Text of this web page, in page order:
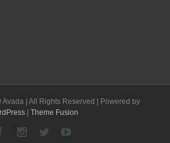
| All Rights Reserved | Powered by
| Theme Fusion
FacebookInstagram
TwitterYoutube